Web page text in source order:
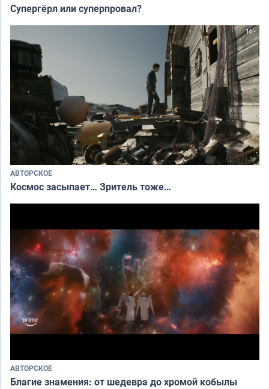
Супергёрл или суперпровал?
АВТОРСКОЕ
Космос засыпает… Зритель тоже…
АВТОРСКОЕ
Благие знамения: от шедевра до хромой кобылы